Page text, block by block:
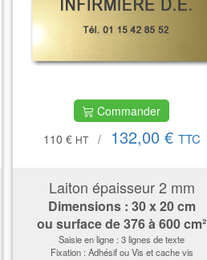
Commander
110 € HT / 132,00 € TTC
Laiton épaisseur 2 mm
Dimensions : 30 x 20 cm
ou surface de376 à 600 cm²
Saisie en ligne : 3 lignes de texte
Fixation : Adhésif ou Vis et cache vis